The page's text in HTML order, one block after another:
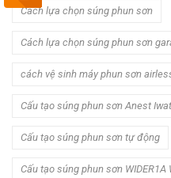
Cách lựa chọn súng phun sơn
Cách lựa chọn súng phun sơn
cách vệ sinh máy phun sơn
Cấu tạo súng phun sơn Anest
Cấu tạo súng phun sơn tự động
Cấu tạo súng phun sơn WIDER1A